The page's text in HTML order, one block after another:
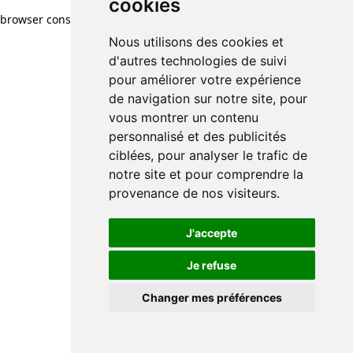
cookies
Nous utilisons des cookies et
d'autres technologies de suivi
pour améliorer votre expérience
de navigation sur notre site, pour
vous montrer un contenu
personnalisé et des publicités
ciblées, pour analyser le trafic de
notre site et pour comprendre la
provenance de nos visiteurs.
J'accepte
Je refuse
Changer mes préférences
browser console for more information)